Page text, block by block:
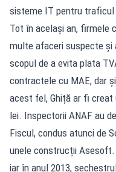
sisteme IT pentru traficul
Tot în același an, firmele
multe afaceri suspecte
scopul de a evita plata
contractele cu MAE, dar
acest fel, Ghiță ar fi creat
lei. Inspectorii ANAF au
Fiscul, condus atunci de
unele construcții
iar în anul 2013,